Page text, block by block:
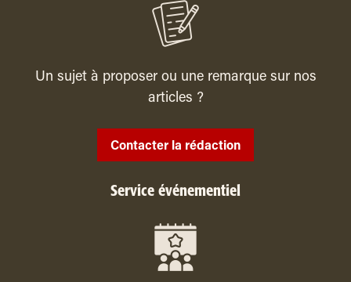
Un sujet à proposer ou une remarque sur nos
articles ?
Contacter la rédaction
Service événementiel